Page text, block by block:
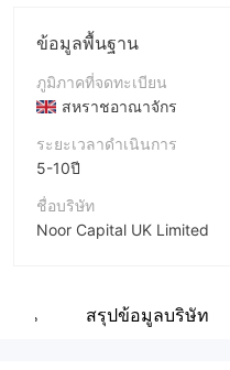
ข้อมูลพื้นฐาน
ภูมิภาคที่จดทะเบียน
สหราชอาณาจักร
ระยะเวลาดำเนินการ
5-10ปี
ชื่อบริษัท
Noor Capital UK Limited
พนักงานบริษัท
งาน สรุปข้อมูลบริษัท